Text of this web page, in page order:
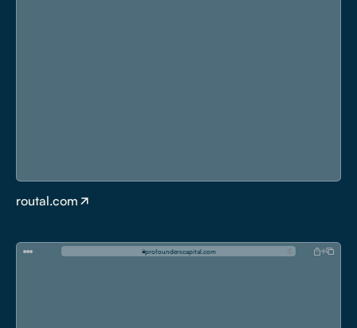
routal.com
profounderscapital. com